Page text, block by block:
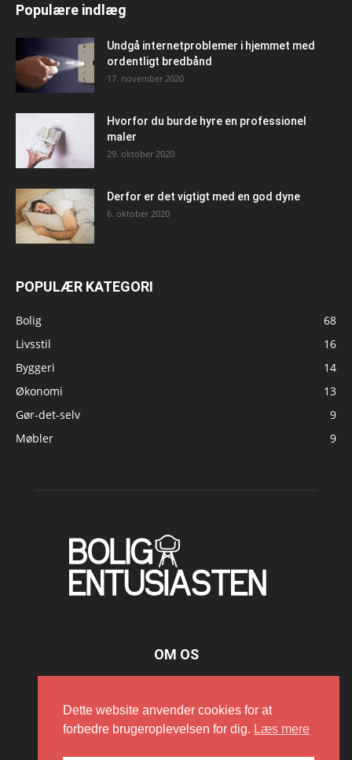
Populære indlæg
Undgå internetproblemer i hjemmet med
ordentligt bredbånd
17. november 2020
Hvorfor du burde hyre en professionel
maler
29. oktober 2020
Derfor er det vigtigt med en god dyne
6. oktober 2020
POPULÆR KATEGORI
Bolig
68
Livsstil
16
Byggeri
14
Økonomi
13
Gør-det-selv
9
Møbler
9
OM OS
FØLG OS
Dette website anvender cookies for at
forbedre brugeroplevelsen for dig. Læs mere